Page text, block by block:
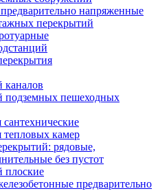
напряженные
перекрытий
подземных пешеходных
камер
рядовые,
без пустот
плоские
предварительно